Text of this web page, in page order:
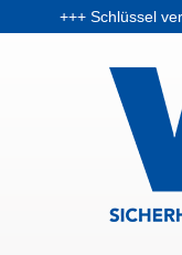
+++ Schlüssel